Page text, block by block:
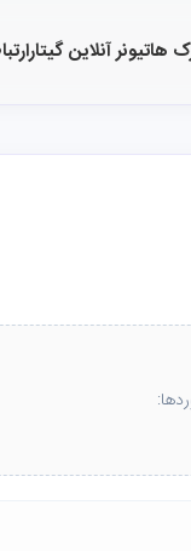
هاتیونر آنلاین گیتار